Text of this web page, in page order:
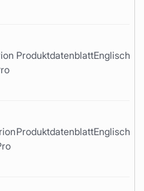
ProduktdatenblattEnglisch
ProduktdatenblattEnglisch